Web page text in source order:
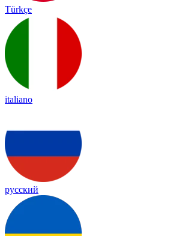
Türkçe
italiano
русский